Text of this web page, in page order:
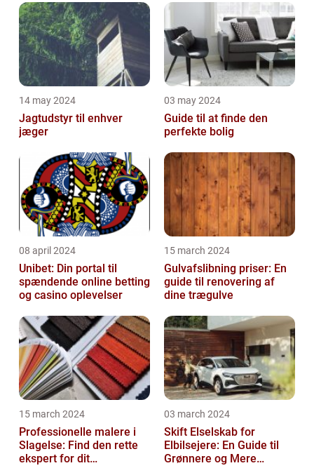
eller virksomhed
14 may 2024
Jagtudstyr til enhver
jæger
03 may 2024
Guide til at finde den
perfekte bolig
08 april 2024
Unibet: Din portal til
spændende online betting
og casino oplevelser
15 march 2024
Gulvafslibning priser: En
guide til renovering af
dine trægulve
15 march 2024
Professionelle malere i
Slagelse: Find den rette
ekspert for dit
03 march 2024
Skift Elselskab for
Elbilsejere: En Guide til
Grønnere og Mere